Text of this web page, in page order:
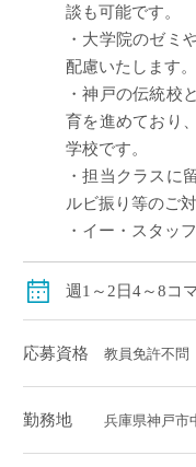
談も可能です。
・大学院のゼミ
配慮いたします。
・神戸の伝統校
育を進めており
学校です。
・担当クラスに
ルビ振り等のご
・イー・スタッ
週1～2日4～8コ
応募資格 教員免許不問
勤務地 兵庫県神戸市